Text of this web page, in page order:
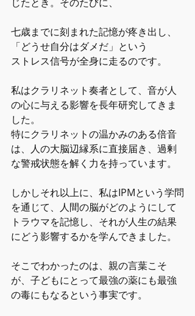
七歳までに刻まれた記憶が疼き出し、
「どうせ自分はダメだ」という
ストレス信号が全身に走るのです。
私はクラリネット奏者として、音が人
の心に与える影響を長年研究してきま
した。
特にクラリネットの温かみのある倍音
は、人の大脳辺縁系に直接届き、過剰
な警戒状態を解く力を持っています。
しかしそれ以上に、私はIPMという学問
を通じて、人間の脳がどのようにして
トラウマを記憶し、それが人生の結果
にどう影響するかを学んできました。
そこでわかったのは、親の言葉こそ
が、子どもにとって最強の薬にも最強
の毒にもなるという事実です。